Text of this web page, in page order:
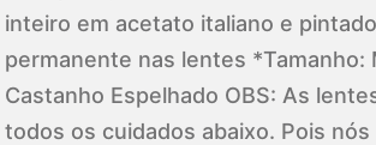
inteiro em acetato italiano e
permanente nas lentes
Castanho Espelhado OBS: As
todos os cuidados abaixo. Pois nós